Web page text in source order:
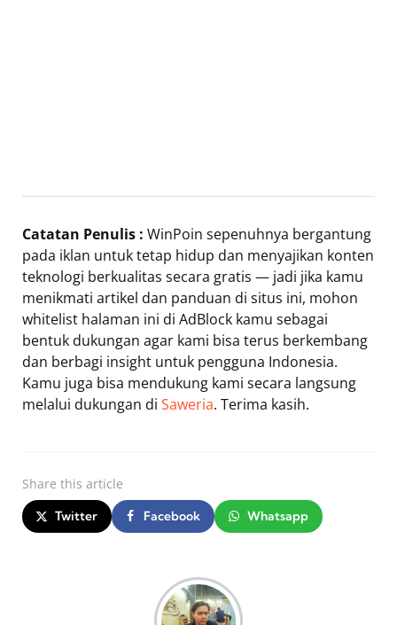
Catatan Penulis : WinPoin sepenuhnya bergantung
pada iklan untuk tetap hidup dan menyajikan konten
teknologi berkualitas secara gratis — jadi jika kamu
menikmati artikel dan panduan di situs ini, mohon
whitelist halaman ini di AdBlock kamu sebagai
bentuk dukungan agar kami bisa terus berkembang
dan berbagi insight untuk pengguna Indonesia.
Kamu juga bisa mendukung kami secara langsung
melalui dukungan di Saweria. Terima kasih.
Share this article
Twitter Facebook Whatsapp